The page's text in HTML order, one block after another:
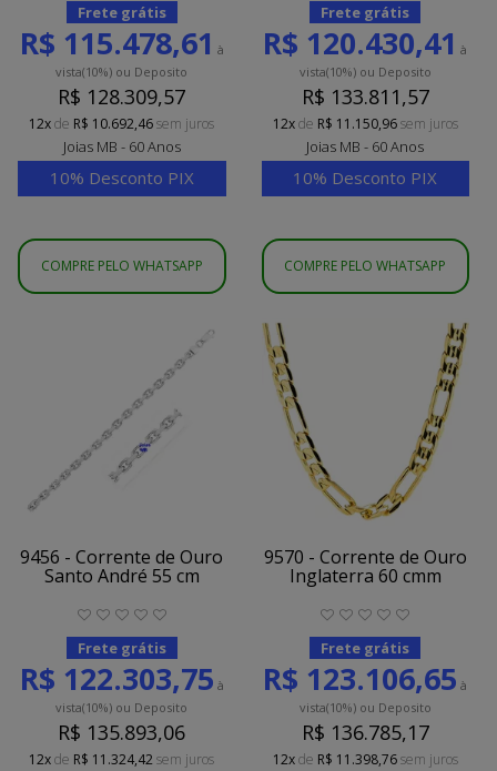
Frete grátis
R$ 115.478,61 à
vista(10%) ou Deposito
R$ 128.309,57
12xde R$ 10.692,46sem juros
Joias MB - 60 Anos
10% Desconto PIX
COMPRE PELO WHATSAPP
Frete grátis
R$ 120.430,41 à
vista(10%)ou Deposito
R$ 133.811,57
12xde R$ 11.150,96sem juros
Joias MB - 60 Anos
10% Desconto PIX
COMPRE PELO WHATSAPP
9456 - Corrente de Ouro
Santo André 55 cm
Frete grátis
R$ 122.303,75 à
vista(10%) ou Deposito
R$ 135.893,06
12xde R$ 11.324,42sem juros
9570 - Corrente de Ouro
Inglaterra 60 cmm
Frete grátis
R$ 123.106,65 à
vista(10%)ou Deposito
R$ 136.785,17
12xde R$ 11.398,76sem juros